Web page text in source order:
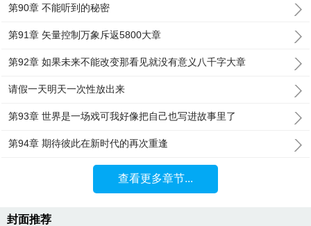
第90章 不能听到的秘密
第91章 矢量控制万象斥返5800大章
第92章 如果未来不能改变那看见就没有意义八千字大章
请假一天明天一次性放出来
第93章 世界是一场戏可我好像把自己也写进故事里了
第94章 期待彼此在新时代的再次重逢
查看更多章节...
封面推荐